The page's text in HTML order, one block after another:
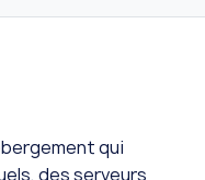
qui
des serveurs